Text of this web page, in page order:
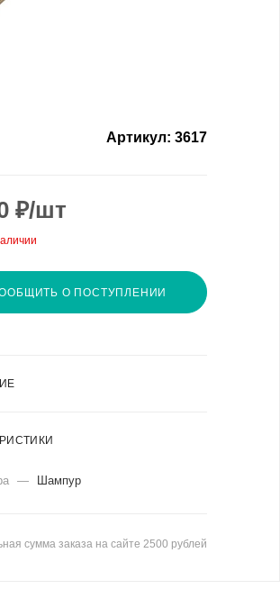
Артикул: 3617
₽/шт
О ПОСТУПЛЕНИИ
— Шампур
сумма заказа на сайте 2500 рублей